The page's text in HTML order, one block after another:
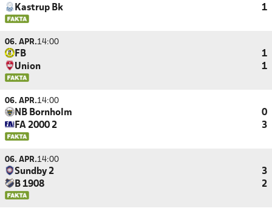
Kastrup Bk
1
06. APR.14:00
FB
1
Union
1
06. APR.14:00
NB Bornholm
0
FA 2000 2
3
06. APR.14:00
Sundby 2
3
B 1908
2